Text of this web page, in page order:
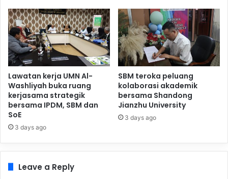
Lawatan kerja UMN Al-
Washliyah buka ruang
kerjasama strategik
bersama IPDM, SBM dan
SoE
3 days ago
SBM teroka peluang
kolaborasi akademik
bersama Shandong
Jianzhu University
3 days ago
Leave a Reply